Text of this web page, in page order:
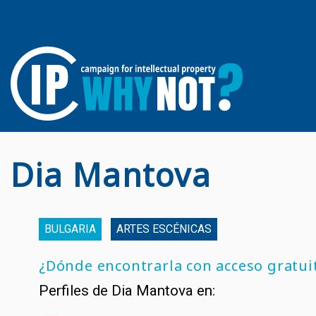
Dia Mantova
BULGARIA ARTES ESCÉNICAS
¿Dónde encontrarla con acceso
Perfiles de Dia Mantova en: